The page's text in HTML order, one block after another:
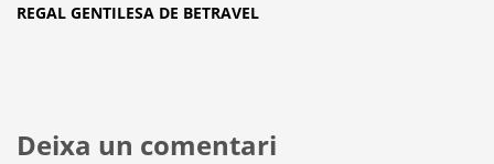
REGAL GENTILESA DE BETRAVEL
Deixa un comentari